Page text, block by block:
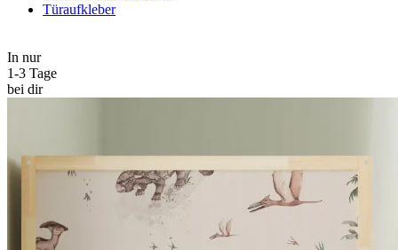
Türaufkleber
In nur
1-3 Tage
bei dir